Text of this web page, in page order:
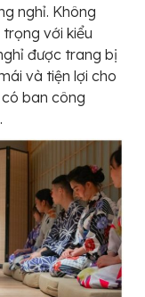
nghỉ. Không
với kiểu
được trang bị
và tiện lợi cho
ban công